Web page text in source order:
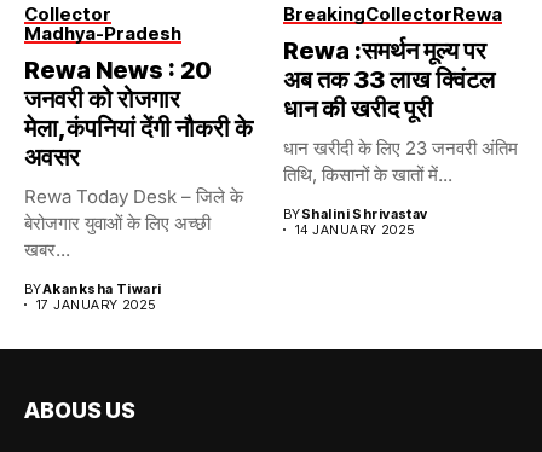
Collector
Madhya-Pradesh
Rewa News : 20
जनवरी को रोजगार
मेला,कंपनियां देंगी नौकरी के
अवसर
Rewa Today Desk – जिले के
बेरोजगार युवाओं के लिए अच्छी
खबर...
BYAkanksha Tiwari
17 JANUARY 2025
BreakingCollectorRewa
Rewa :समर्थन मूल्य पर
अब तक 33 लाख क्विंटल
धान की खरीद पूरी
धान खरीदी के लिए 23 जनवरी अंतिम
तिथि, किसानों के खातों में...
BYShalini Shrivastav
14 JANUARY 2025
ABOUS US